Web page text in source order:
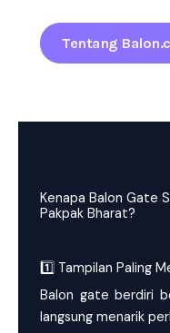
Tentang
Kenapa Balon Gate
Pakpak Bharat?
1️⃣ Tampilan Paling
Balon gate berdiri
langsung menarik